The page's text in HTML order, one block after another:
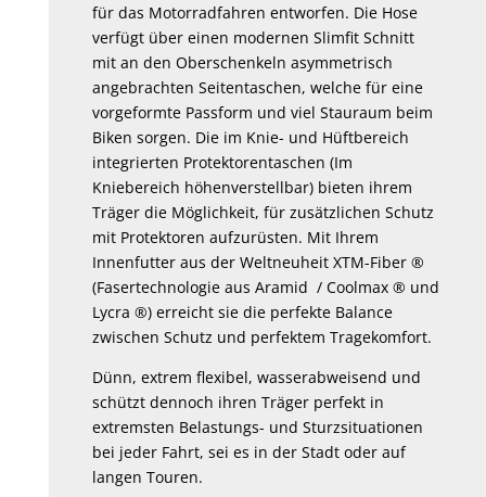
für das Motorradfahren entworfen. Die Hose
verfügt über einen modernen Slimfit Schnitt
mit an den Oberschenkeln asymmetrisch
angebrachten Seitentaschen, welche für eine
vorgeformte Passform und viel Stauraum beim
Biken sorgen. Die im Knie- und Hüftbereich
integrierten Protektorentaschen (Im
Kniebereich höhenverstellbar) bieten ihrem
Träger die Möglichkeit, für zusätzlichen Schutz
mit Protektoren aufzurüsten. Mit Ihrem
Innenfutter aus der Weltneuheit XTM-Fiber ®
(Fasertechnologie aus Aramid / Coolmax ® und
Lycra ®) erreicht sie die perfekte Balance
zwischen Schutz und perfektem Tragekomfort.
Dünn, extrem flexibel, wasserabweisend und
schützt dennoch ihren Träger perfekt in
extremsten Belastungs- und Sturzsituationen
bei jeder Fahrt, sei es in der Stadt oder auf
langen Touren.